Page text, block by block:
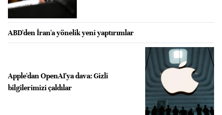
ABD'den İran'a yönelik yeni yaptırımlar
Apple'dan OpenAI'ya dava: Gizli
bilgilerimizi çaldılar